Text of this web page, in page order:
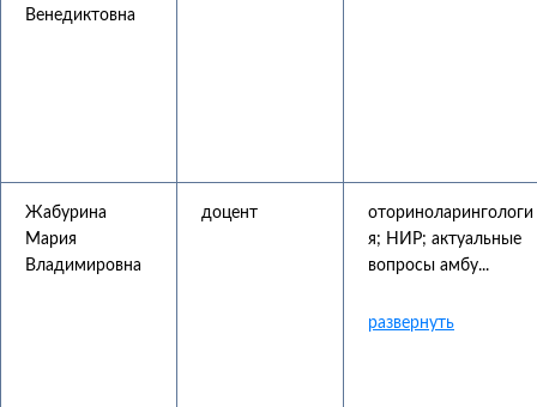
Венедиктовна
Жабурина
Мария
Владимировна
доцент
оториноларингологи
я; НИР; актуальные
вопросы амбу...